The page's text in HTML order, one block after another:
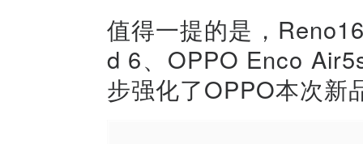
值得一提的是，
d 6、OPPO Enco
步强化了OPPO本次新